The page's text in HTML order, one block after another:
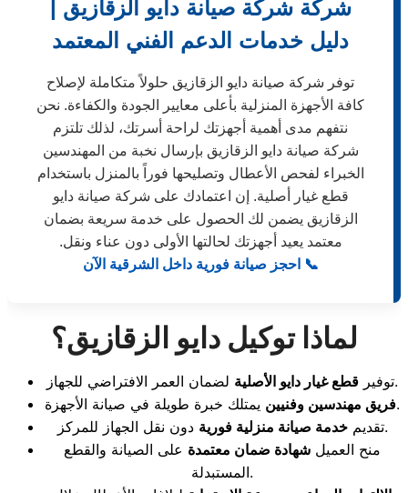
شركة شركة صيانة دايو الزقازيق |
دليل خدمات الدعم الفني المعتمد
توفر شركة صيانة دايو الزقازيق حلولاً متكاملة لإصلاح
كافة الأجهزة المنزلية بأعلى معايير الجودة والكفاءة. نحن
نتفهم مدى أهمية أجهزتك لراحة أسرتك، لذلك تلتزم
شركة صيانة دايو الزقازيق بإرسال نخبة من المهندسين
الخبراء لفحص الأعطال وتصليحها فوراً بالمنزل باستخدام
قطع غيار أصلية. إن اعتمادك على شركة صيانة دايو
الزقازيق يضمن لك الحصول على خدمة سريعة بضمان
معتمد يعيد أجهزتك لحالتها الأولى دون عناء ونقل.
📞 احجز صيانة فورية داخل الشرقية الآن
لماذا توكيل دايو الزقازيق؟
توفير قطع غيار دايو الأصلية
لضمان العمر الافتراضي للجهاز.
فريق مهندسين وفنيينيمتلك خبرة طويلة في صيانة الأجهزة.
تقديمخدمة صيانة منزلية فورية
دون نقل الجهاز للمركز.
منح العميل شهادة ضمان معتمدة على الصيانة والقطع
المستبدلة.